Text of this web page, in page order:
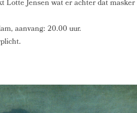
Lotte Jensen wat er achter dat masker
aanvang: 20.00 uur.